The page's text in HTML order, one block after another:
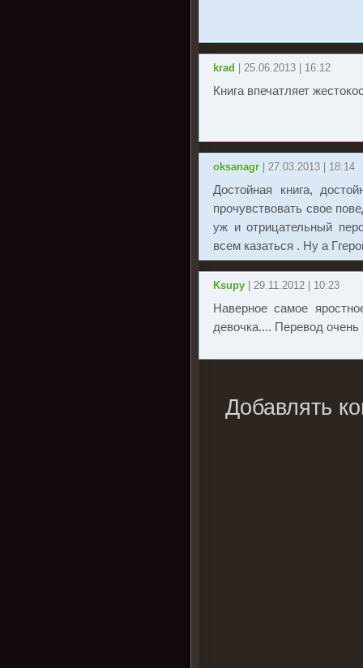
krad | 25.06.2013 | 16:12
Книга впечатляет
oksanagr | 27.03.2013 | 18:14
Достойная книга,
прочувствовать свое
уж и отрицательный
всем казаться . Ну а
Ksupy | 29.11.2012 | 10:23
Наверное самое
девочка.... Перевод
Добавлять